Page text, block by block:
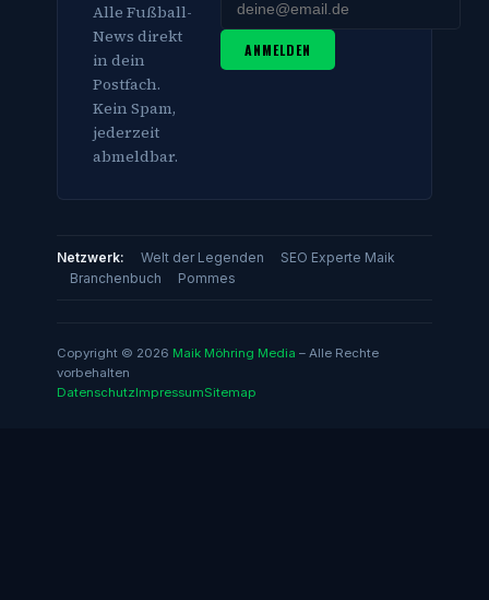
Alle Fußball-
News direkt
in dein
Postfach.
Kein Spam,
jederzeit
abmeldbar.
ANMELDEN
Netzwerk: Welt der Legenden
SEO Experte Maik
Branchenbuch
Pommes
Copyright © 2026 Maik Möhring Media – Alle Rechte
vorbehalten
DatenschutzImpressumSitemap